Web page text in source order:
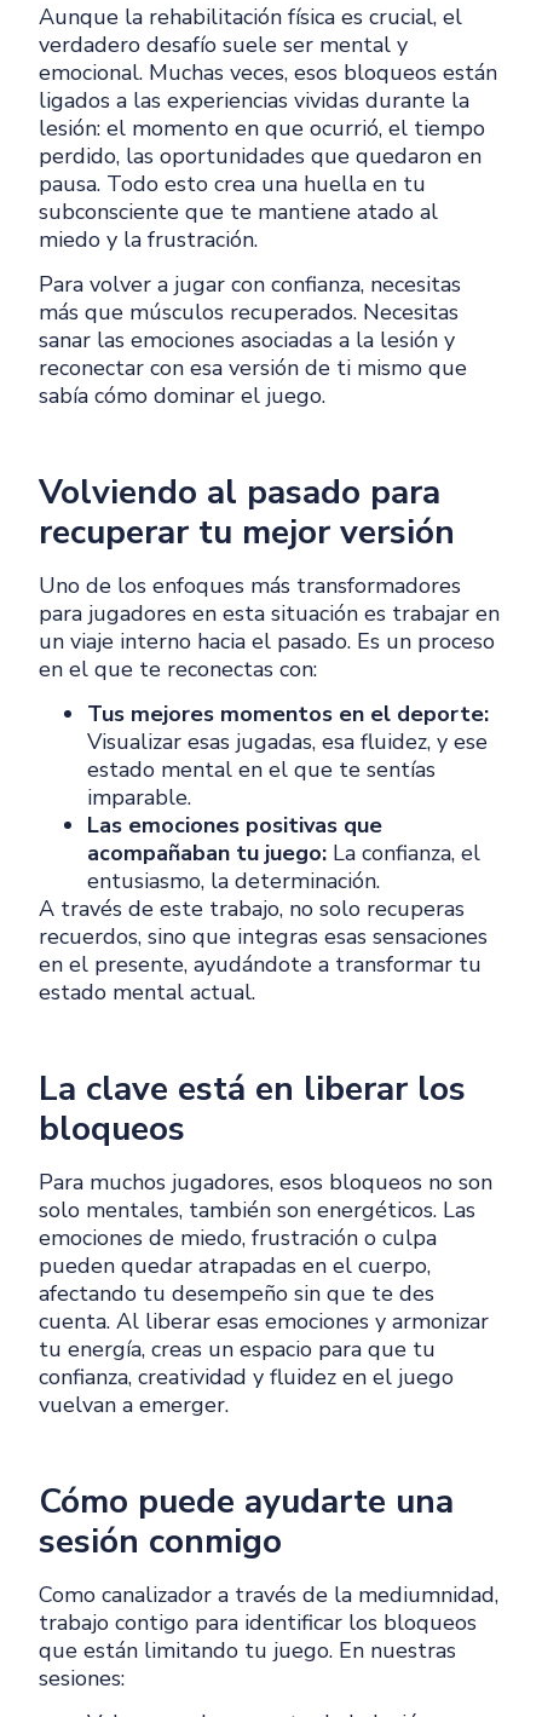
Aunque la rehabilitación física es crucial, el
verdadero desafío suele ser mental y
emocional. Muchas veces, esos bloqueos están
ligados a las experiencias vividas durante la
lesión: el momento en que ocurrió, el tiempo
perdido, las oportunidades que quedaron en
pausa. Todo esto crea una huella en tu
subconsciente que te mantiene atado al
miedo y la frustración.
Para volver a jugar con confianza, necesitas
más que músculos recuperados. Necesitas
sanar las emociones asociadas a la lesión y
reconectar con esa versión de ti mismo que
sabía cómo dominar el juego.
Volviendo al pasado para
recuperar tu mejor versión
Uno de los enfoques más transformadores
para jugadores en esta situación es trabajar en
un viaje interno hacia el pasado. Es un proceso
en el que te reconectas con:
Tus mejores momentos en el deporte:
Visualizar esas jugadas, esa fluidez, y ese
estado mental en el que te sentías
imparable.
Las emociones positivas que
acompañaban tu juego: La confianza, el
entusiasmo, la determinación.
A través de este trabajo, no solo recuperas
recuerdos, sino que integras esas sensaciones
en el presente, ayudándote a transformar tu
estado mental actual.
La clave está en liberar los
bloqueos
Para muchos jugadores, esos bloqueos no son
solo mentales, también son energéticos. Las
emociones de miedo, frustración o culpa
pueden quedar atrapadas en el cuerpo,
afectando tu desempeño sin que te des
cuenta. Al liberar esas emociones y armonizar
tu energía, creas un espacio para que tu
confianza, creatividad y fluidez en el juego
vuelvan a emerger.
Cómo puede ayudarte una
sesión conmigo
Como canalizador a través de la mediumnidad,
trabajo contigo para identificar los bloqueos
que están limitando tu juego. En nuestras
sesiones: